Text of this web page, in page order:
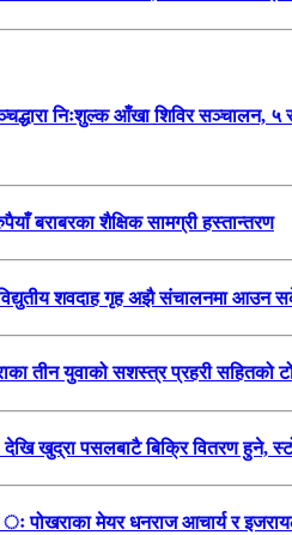
मञ्चद्धारा निःशुल्क आँखा शिविर सञ्चालन,
बराबरका शैक्षिक सामग्री हस्तान्तरण
विद्युतीय शवदाह गृह अझै संचालनमा
तीन युवाको सशस्त्र प्रहरी सहितको
देखि खुद्रा पसलबाटै बिक्रि वितरण हुने,
पोखराका मेयर धनराज आचार्य र